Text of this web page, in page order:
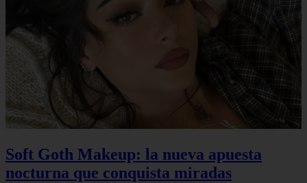
Soft Goth Makeup: la nueva apuesta
nocturna que conquista miradas